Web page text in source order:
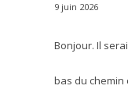
9 juin 2026
Bonjour. Il
bas du